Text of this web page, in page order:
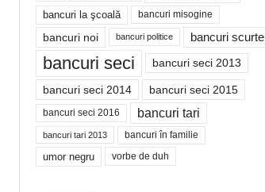
bancuri la şcoală bancuri misogine
bancuri noi bancuri politice bancuri scurte
bancuri seci bancuri seci 2013
bancuri seci 2014 bancuri seci 2015
bancuri seci 2016 bancuri tari
bancuri tari 2013 bancuri în familie
umor negru vorbe de duh